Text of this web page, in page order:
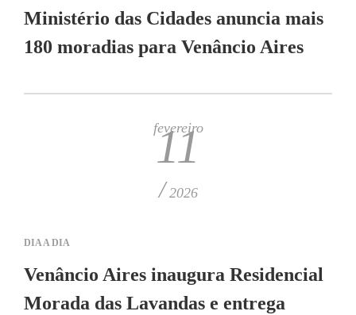
Ministério das Cidades anuncia mais
180 moradias para Venâncio Aires
fevereiro
11
/ 2026
DIA A DIA
Venâncio Aires inaugura Residencial
Morada das Lavandas e entrega